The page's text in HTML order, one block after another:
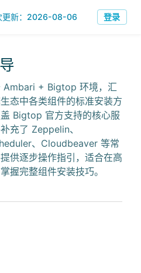
更新：2026-08-06 登录
Ambari + Bigtop 环境，汇
态中各类组件的标准安装方
Bigtop 官方支持的核心服
充了 Zeppelin、
、Cloudbeaver 等常
供逐步操作指引，适合在高
握完整组件安装技巧。